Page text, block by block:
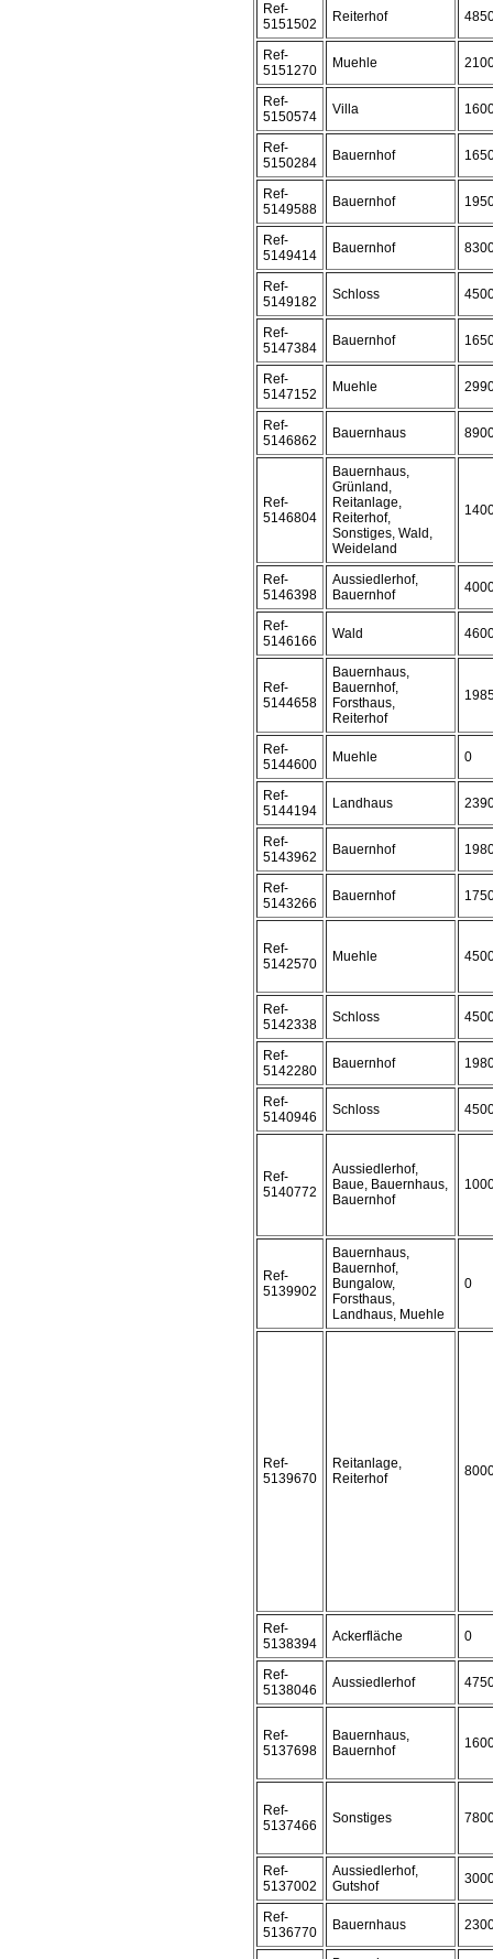
Ref-
5151502
Reiterhof
Ref-
5151270
Muehle
Ref-
5150574
Villa
Ref-
5150284
Bauernhof
Ref-
5149588
Bauernhof
Ref-
5149414
Bauernhof
Ref-
5149182
Schloss
Ref-
5147384
Bauernhof
Ref-
5147152
Muehle
Ref-
5146862
Bauernhaus
Ref-
5146804
Bauernhaus,
Grünland,
Reitanlage,
Reiterhof,
Sonstiges, Wald,
Weideland
Ref-
5146398
Aussiedlerhof,
Bauernhof
Ref-
5146166
Wald
Ref-
5144658
Bauernhaus,
Bauernhof,
Forsthaus,
Reiterhof
Ref-
5144600
Muehle 0
Ref-
5144194
Landhaus
Ref-
5143962
Bauernhof
Ref-
5143266
Bauernhof
Ref-
5142570
Muehle
Ref-
5142338
Schloss
Ref-
5142280
Bauernhof
Ref-
5140946
Schloss
Ref-
5140772
Aussiedlerhof,
Baue, Bauernhaus,
Bauernhof
Ref-
5139902
Bauernhaus,
Bauernhof,
Bungalow,
Forsthaus,
Landhaus, Muehle
0
Ref-
5139670
Reitanlage,
Reiterhof
Ref-
5138394
Ackerfläche 0
Ref-
5138046
Aussiedlerhof
Ref-
5137698
Bauernhaus,
Bauernhof
Ref-
5137466
Sonstiges
Ref-
5137002
Aussiedlerhof,
Gutshof
Ref-
5136770
Bauernhaus